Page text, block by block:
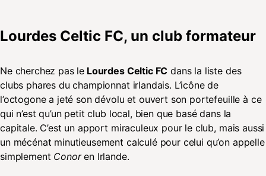
Lourdes Celtic FC, un club formateur
Ne cherchez pas le Lourdes Celtic FC dans la liste des
clubs phares du championnat irlandais. L’icône de
l’octogone a jeté son dévolu et ouvert son portefeuille à ce
qui n’est qu’un petit club local, bien que basé dans la
capitale. C’est un apport miraculeux pour le club, mais aussi
un mécénat minutieusement calculé pour celui qu’on appelle
simplement Conoren Irlande.